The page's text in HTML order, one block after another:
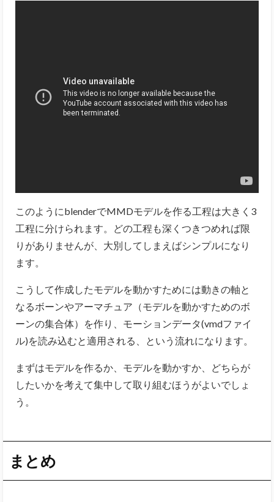
このようにblenderでMMDモデルを作る工程は大きく3
工程に分けられます。どの工程も深くつきつめれば限
りがありませんが、大別してしまえばシンプルになり
ます。
こうして作成したモデルを動かすためには動きの軸と
なるボーンやアーマチュア（モデルを動かすためのボ
ーンの集合体）を作り、モーションデータ(vmdファイ
ル)を読み込むと適用される、という流れになります。
まずはモデルを作るか、モデルを動かすか、どちらが
したいかを考えて集中して取り組むほうがよいでしょ
う。
まとめ